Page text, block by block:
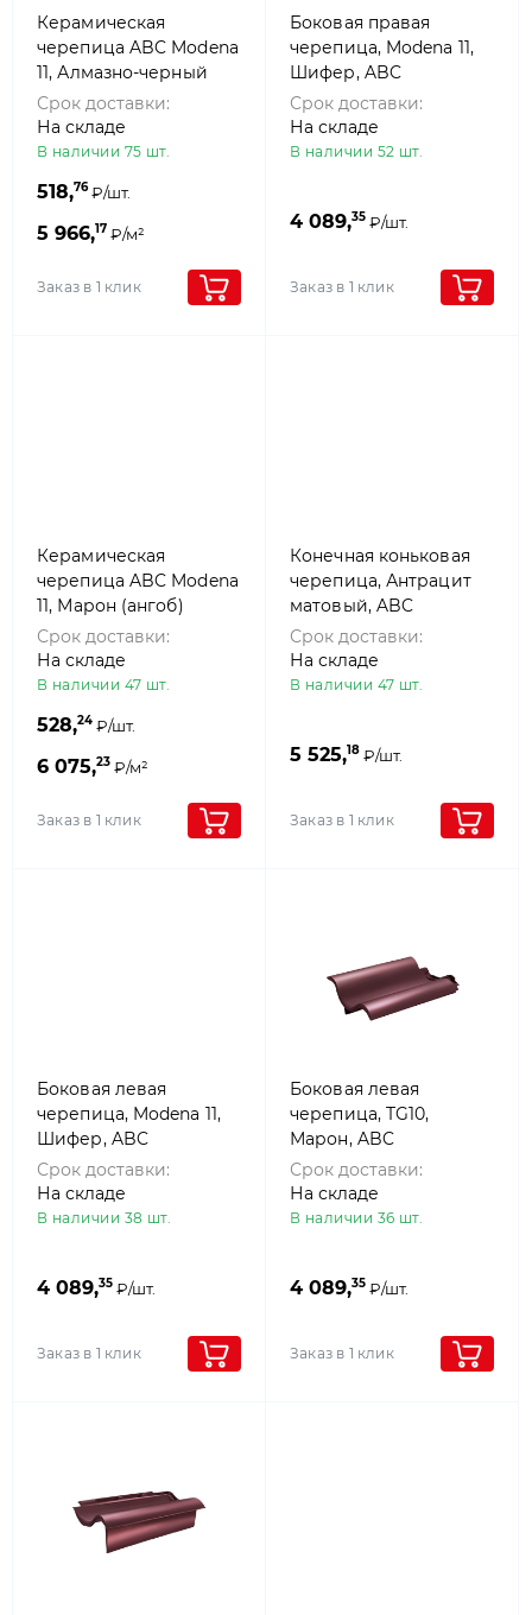
Керамическая
черепица ABC Modena
11, Алмазно-черный
(ангоб)
Срок доставки:
На складе
В наличии 75 шт.
518,76₽/шт.
5 966,17 ₽/м²
Заказ в 1 клик
Боковая правая
черепица, Modena 11,
Шифер, ABC
Срок доставки:
На складе
В наличии 52 шт.
4 089,35 ₽/шт.
Заказ в 1 клик
Керамическая
черепица ABC Modena
11, Марон (ангоб)
Срок доставки:
На складе
В наличии 47 шт.
528,24 ₽/шт.
6 075,23 ₽/м²
Заказ в 1 клик
Конечная коньковая
черепица, Антрацит
матовый, ABC
Срок доставки:
На складе
В наличии 47 шт.
5 525,18 ₽/шт.
Заказ в 1 клик
Боковая левая
черепица, Modena 11,
Шифер, ABC
Срок доставки:
На складе
В наличии 38 шт.
4 089,35 ₽/шт.
Заказ в 1 клик
Боковая левая
черепица, TG10,
Марон, ABC
Срок доставки:
На складе
В наличии 36 шт.
4 089,35 ₽/шт.
Заказ в 1 клик